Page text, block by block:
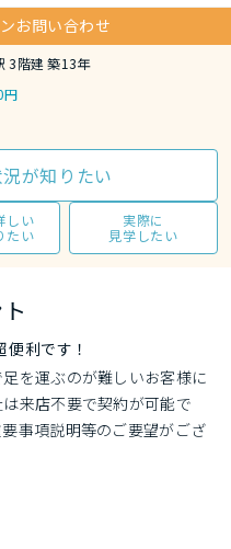
お問い合わせ
3階建 築13年
円
が知りたい
しい
たい
実際に
見学したい
利です！
を運ぶのが難しいお客様に
来店不要で契約が可能で
事項説明等のご要望がござ